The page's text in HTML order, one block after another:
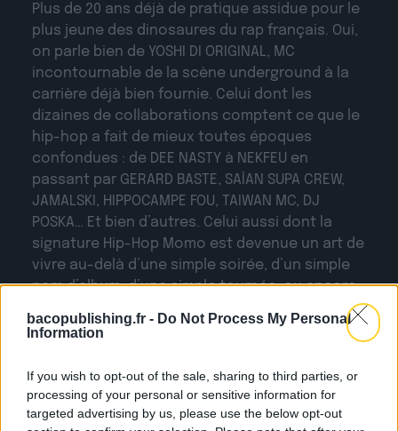
bacopublishing.fr - Do Not Process My Personal
Information
If you wish to opt-out of the sale, sharing to third parties, or
processing of your personal or sensitive information for
targeted advertising by us, please use the below opt-out
Plus de 20 ans déjà de pratique assidue pour le
plus jeune des dinosaures du rap français. Oui,
on parle bien de YOSHI DI ORIGINAL, MC
incontournable de la scène underground à la
carrière déjà bien fournie. Celui dont les
dizaines de collaborations comptent ce que le
hip-hop a fait de mieux toutes époques
confondues : de DEE NASTY à NEKFEU en
passant par GERARD BASTE, SAÏAN SUPA CREW,
JAMALSKI, HIPPOCAMPE FOU, TAIWAN MC, DJ
POSKA… Et bien d’autres. Celui aussi dont la
signature Hip-Hop Momo est devenue un art de
vivre au-delà d’une simple soirée, d’un simple
nom d’album, d’une simple tournée, ou encore
d’une gamme de bières artisanales ! Oui, c’est
tout ça à la fois, et bien plus encore.